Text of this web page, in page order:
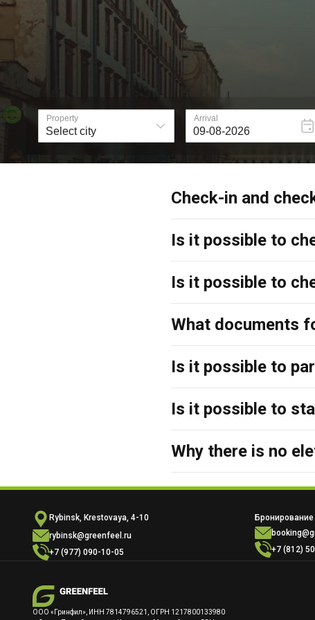
Check-in and
Is it possible to
Is it possible to
What documents
Is it possible to
Is it possible to
Why there is no
Rybinsk, Krestovaya, 4-10
rybinsk@greenfeel.ru
+7 (977) 090-10-05
+7 (812)
ООО «Гринфил», ИНН 7814796521, ОГРН 1217800133980